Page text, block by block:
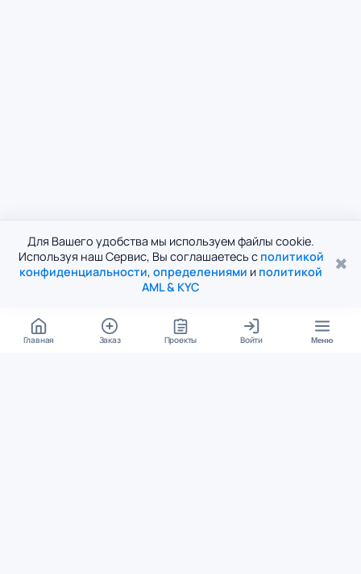
Для Вашего удобства мы используем файлы cookie.
Используя наш Сервис, Вы соглашаетесь с политикой
конфиденциальности, определениями и политикой
AML & KYC
✖
Главная Заказ Проекты Войти Меню